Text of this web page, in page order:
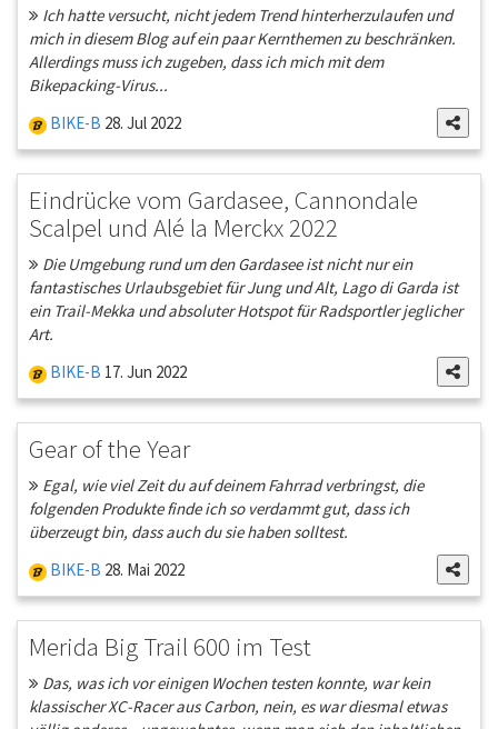
Ich hatte versucht, nicht jedem Trend hinterherzulaufen und
mich in diesem Blog auf ein paar Kernthemen zu beschränken.
Allerdings muss ich zugeben, dass ich mich mit dem
Bikepacking-Virus...
BIKE-B 28. Jul 2022
Eindrücke vom Gardasee, Cannondale
Scalpel und Alé la Merckx 2022
Die Umgebung rund um den Gardasee ist nicht nur ein
fantastisches Urlaubsgebiet für Jung und Alt, Lago di Garda ist
ein Trail-Mekka und absoluter Hotspot für Radsportler jeglicher
Art.
BIKE-B 17. Jun 2022
Gear of the Year
Egal, wie viel Zeit du auf deinem Fahrrad verbringst, die
folgenden Produkte finde ich so verdammt gut, dass ich
überzeugt bin, dass auch du sie haben solltest.
BIKE-B 28. Mai 2022
Merida Big Trail 600 im Test
Das, was ich vor einigen Wochen testen konnte, war kein
klassischer XC-Racer aus Carbon, nein, es war diesmal etwas